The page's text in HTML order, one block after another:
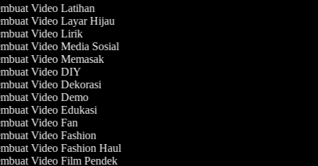
Video Latihan
Video Layar Hijau
Video Lirik
Video Media Sosial
Video Memasak
Video DIY
Video Dekorasi
Video Demo
Video Edukasi
Video Fan
Video Fashion
Video Fashion Haul
Video Film Pendek